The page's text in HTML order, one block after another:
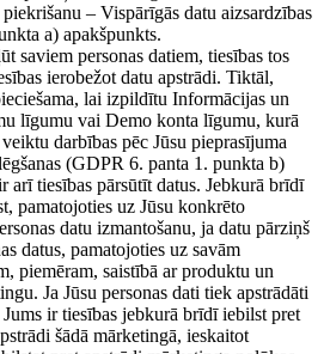
– Vispārīgās datu aizsardzības
a) apakšpunkts.
saviem personas datiem, tiesības tos
ierobežot datu apstrādi. Tiktāl,
lai izpildītu Informācijas un
līgumu vai Demo konta līgumu, kurā
darbības pēc Jūsu pieprasījuma
(GDPR 6. panta 1. punkta b)
arī tiesības pārsūtīt datus. Jebkurā brīdī
pamatojoties uz Jūsu konkrēto
datu izmantošanu, ja datu pārziņš
datus, pamatojoties uz savām
piemēram, saistībā ar produktu un
Ja Jūsu personas dati tiek apstrādāti
ir tiesības jebkurā brīdī iebilst pret
šādā mārketingā, ieskaitot